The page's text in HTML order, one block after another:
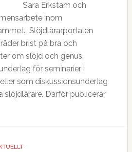
Sara Erkstam och
inom
Slöjdlärarportalen
brist på bra och
om slöjd och genus,
för seminarier i
som diskussionsunderlag
slöjdlärare. Därför publicerar